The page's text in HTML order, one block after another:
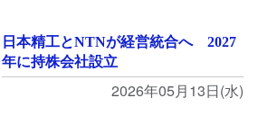
日本精工とNTNが経営統合へ 2027
年に持株会社設立
2026年05月13日(水)